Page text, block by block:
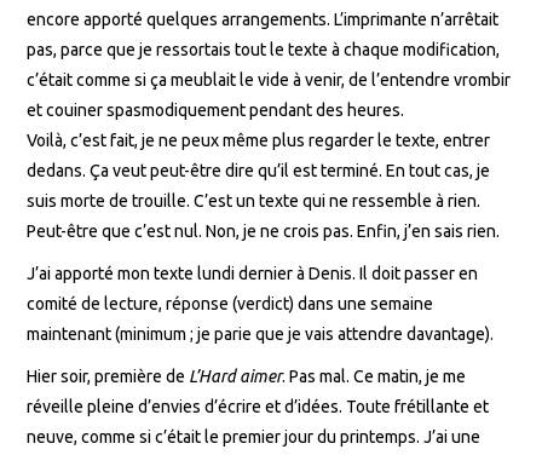
encore apporté quelques arrangements. L’imprimante n’arrêtait
pas, parce que je ressortais tout le texte à chaque modification,
c’était comme si ça meublait le vide à venir, de l’entendre vrombir
et couiner spasmodiquement pendant des heures.
Voilà, c’est fait, je ne peux même plus regarder le texte, entrer
dedans. Ça veut peut-être dire qu’il est terminé. En tout cas, je
suis morte de trouille. C’est un texte qui ne ressemble à rien.
Peut-être que c’est nul. Non, je ne crois pas. Enfin, j’en sais rien.
J’ai apporté mon texte lundi dernier à Denis. Il doit passer en
comité de lecture, réponse (verdict) dans une semaine
maintenant (minimum ; je parie que je vais attendre davantage).
Hier soir, première de L’Hard aimer. Pas mal. Ce matin, je me
réveille pleine d’envies d’écrire et d’idées. Toute frétillante et
neuve, comme si c’était le premier jour du printemps. J’ai une